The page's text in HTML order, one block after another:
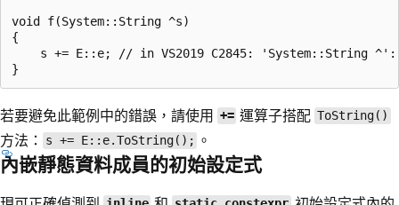
void f(System::String ^s)
{
s += E::e; // in VS2019 C2845: 'System::String
若要避免此範例中的錯誤，請使用 += 運算子搭配 ToString()
方法： s += E::e.ToString(); 。
內嵌靜態資料成員的初始設定式